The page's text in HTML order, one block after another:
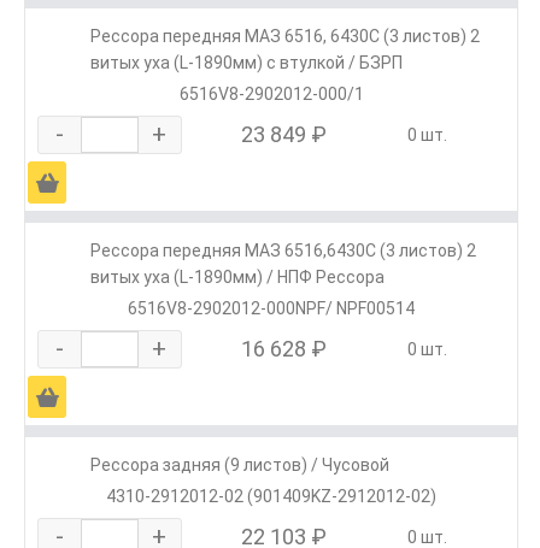
Рессора передняя МАЗ 6516, 6430С (3 листов) 2
витых уха (L-1890мм) с втулкой / БЗРП
6516V8-2902012-000/1
- + 23 849 ₽ 0 шт.
Ä
Рессора передняя МАЗ 6516,6430С (3 листов) 2
витых уха (L-1890мм) / НПФ Рессора
6516V8-2902012-000NPF/ NPF00514
- + 16 628 ₽ 0 шт.
Ä
Рессора задняя (9 листов) / Чусовой
4310-2912012-02 (901409KZ-2912012-02)
- + 22 103 ₽ 0 шт.